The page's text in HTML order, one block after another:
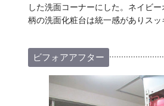
した洗面コーナーにした。ネイビ
柄の洗面化粧台は統一感がありスッ
ビフォアアフター